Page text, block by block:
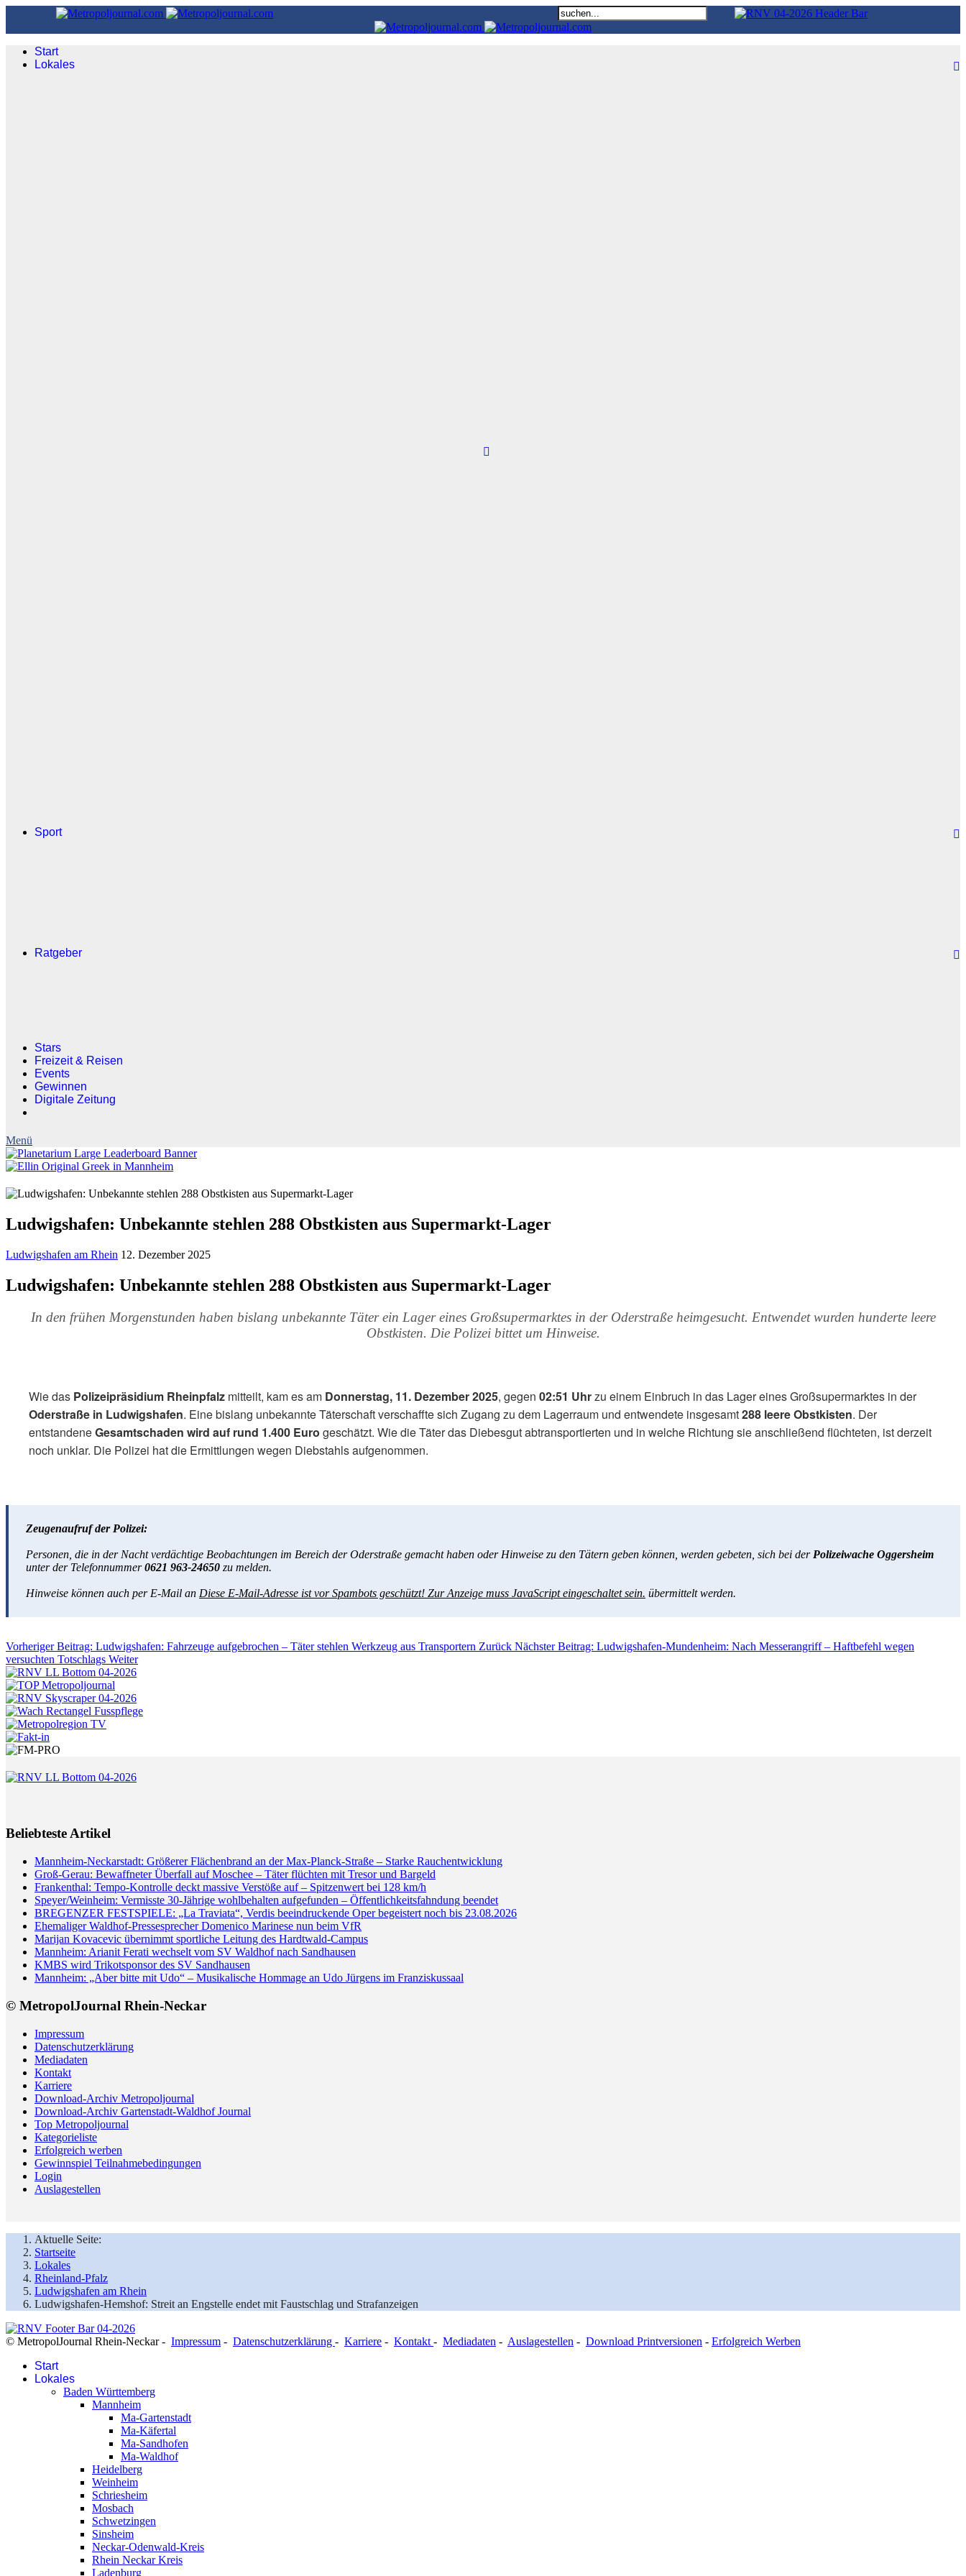
Start
Lokales
Sport
Ratgeber
Stars
Freizeit & Reisen
Events
Gewinnen
Digitale Zeitung
Ludwigshafen: Unbekannte stehlen 288 Obstkisten aus Supermarkt-Lager
Ludwigshafen am Rhein 12. Dezember 2025
Ludwigshafen: Unbekannte stehlen 288 Obstkisten aus Supermarkt-Lager
In den frühen Morgenstunden haben bislang unbekannte Täter ein Lager eines Großsupermarktes in der Oderstraße heimgesucht. Entwendet wurden hunderte leere
Obstkisten. Die Polizei bittet um Hinweise.
Wie das Polizeipräsidium Rheinpfalz mitteilt, kam es am Donnerstag, 11. Dezember 2025, gegen 02:51 Uhrzu einem Einbruch in das Lager eines Großsupermarktes in der
Oderstraße in Ludwigshafen. Eine bislang unbekannte Täterschaft verschaffte sich Zugang zu dem Lagerraum und entwendete insgesamt288 leere Obstkisten. Der
entstandeneGesamtschaden wird auf rund 1.400 Euro geschätzt. Wie die Täter das Diebesgut abtransportierten und in welche Richtung sie anschließend flüchteten, ist derzeit
noch unklar. Die Polizei hat die Ermittlungen wegen Diebstahls aufgenommen.
Zeugenaufruf der Polizei:
Personen, die in der Nacht verdächtige Beobachtungen im Bereich der Oderstraße gemacht haben oder Hinweise zu den Tätern geben können, werden gebeten, sich bei der Polizeiwache Oggersheim
unter der Telefonnummer0621 963-24650 zu melden.
Hinweise können auch per E-Mail an Diese E-Mail-Adresse ist vor Spambots geschützt! Zur Anzeige muss JavaScript eingeschaltet sein. übermittelt werden.
Vorheriger Beitrag: Ludwigshafen: Fahrzeuge aufgebrochen – Täter stehlen Werkzeug aus Transportern Zurück Nächster Beitrag: Ludwigshafen-Mundenheim: Nach Messerangriff – Haftbefehl wegen
versuchten Totschlags Weiter
Beliebteste Artikel
Mannheim-Neckarstadt: Größerer Flächenbrand an der Max-Planck-Straße – Starke Rauchentwicklung
Groß-Gerau: Bewaffneter Überfall auf Moschee – Täter flüchten mit Tresor und Bargeld
Frankenthal: Tempo-Kontrolle deckt massive Verstöße auf – Spitzenwert bei 128 km/h
Speyer/Weinheim: Vermisste 30-Jährige wohlbehalten aufgefunden – Öffentlichkeitsfahndung beendet
BREGENZER FESTSPIELE: „La Traviata“, Verdis beeindruckende Oper begeistert noch bis 23.08.2026
Ehemaliger Waldhof-Pressesprecher Domenico Marinese nun beim VfR
Marijan Kovacevic übernimmt sportliche Leitung des Hardtwald-Campus
Mannheim: Arianit Ferati wechselt vom SV Waldhof nach Sandhausen
KMBS wird Trikotsponsor des SV Sandhausen
Mannheim: „Aber bitte mit Udo“ – Musikalische Hommage an Udo Jürgens im Franziskussaal
© MetropolJournal Rhein-Neckar
Impressum
Datenschutzerklärung
Mediadaten
Kontakt
Karriere
Download-Archiv Metropoljournal
Download-Archiv Gartenstadt-Waldhof Journal
Top Metropoljournal
Kategorieliste
Erfolgreich werben
Gewinnspiel Teilnahmebedingungen
Login
Auslagestellen
Aktuelle Seite:
Startseite
Lokales
Rheinland-Pfalz
Ludwigshafen am Rhein
Ludwigshafen-Hemshof: Streit an Engstelle endet mit Faustschlag und Strafanzeigen
© MetropolJournal Rhein-Neckar - Impressum - Datenschutzerklärung - Karriere - Kontakt - Mediadaten - Auslagestellen - Download Printversionen - Erfolgreich Werben
Start
Lokales
Baden Württemberg
Mannheim
Ma-Gartenstadt
Ma-Käfertal
Ma-Sandhofen
Ma-Waldhof
Heidelberg
Weinheim
Schriesheim
Mosbach
Schwetzingen
Sinsheim
Neckar-Odenwald-Kreis
Rhein Neckar Kreis
Ladenburg